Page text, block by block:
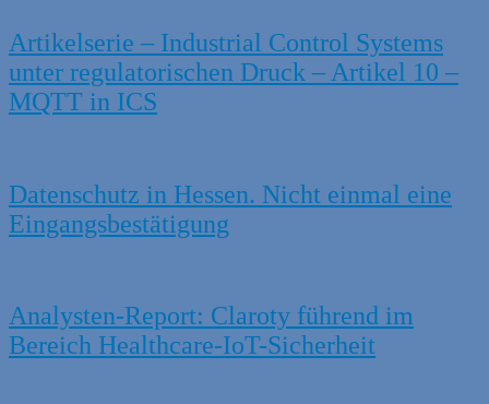
Artikelserie – Industrial Control Systems
unter regulatorischen Druck – Artikel 10 –
MQTT in ICS
Datenschutz in Hessen. Nicht einmal eine
Eingangsbestätigung
Analysten-Report: Claroty führend im
Bereich Healthcare-IoT-Sicherheit